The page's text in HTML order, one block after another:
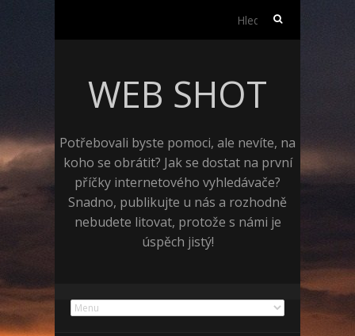
Vyhledávání
WEB SHOT
Potřebovali byste pomoci, ale nevíte, na
koho se obrátit? Jak se dostat na první
příčky internetového vyhledávače?
Snadno, publikujte u nás a rozhodně
nebudete litovat, protože s námi je
úspěch jistý!